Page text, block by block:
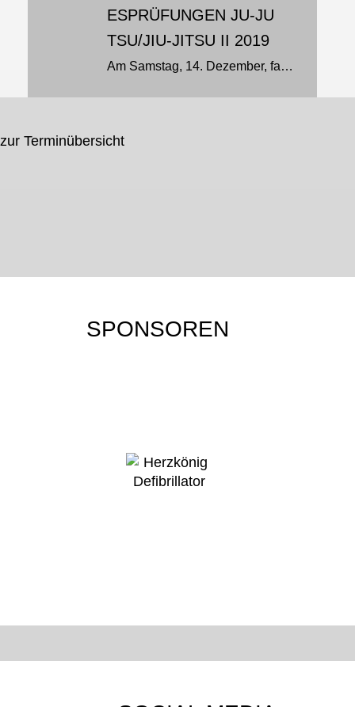
ESPRÜFUNGEN JU-JU
TSU/JIU-JITSU II 2019
Am Samstag, 14. Dezember, fand in Todenbüttel wieder die Landesprüfung im zweiten Halbjahr statt. Der Prüfungstag begann mit den Kata zum 1. Dan im Jiu-Jitsu sowie einer Freien Darstellung für den 4. Dan Ju-Jutsu. Anschließend...
zur Terminübersicht
SPONSOREN